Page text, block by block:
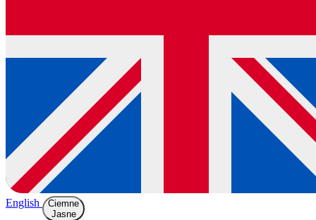
English
Ciemne
Jasne